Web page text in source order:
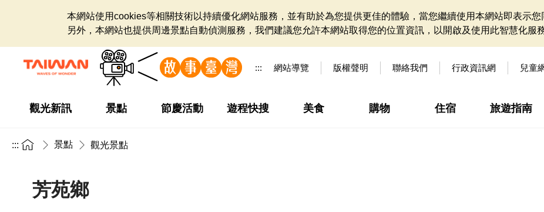
本網站使用cookies等相關技術以持續優化網站服務，並有助於為您提供更佳的體驗，當您繼續使用本網站即表示您
另外，本網站也提供周邊景點自動偵測服務，我們建議您允許本網站取得您的位置資訊，以開啟及使用此智慧化服務
::: 網站導覽 版權聲明 聯絡我們 行政資訊網 兒童
觀光新訊 景點 節慶活動 遊程快搜 美食 購物 住宿 旅遊指南
::: 景點 觀光景點
芳苑鄉